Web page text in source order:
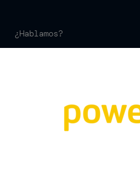
¿Hablamos?
recomendamos
Mediante el uso de las
adecuadas para cada caso,